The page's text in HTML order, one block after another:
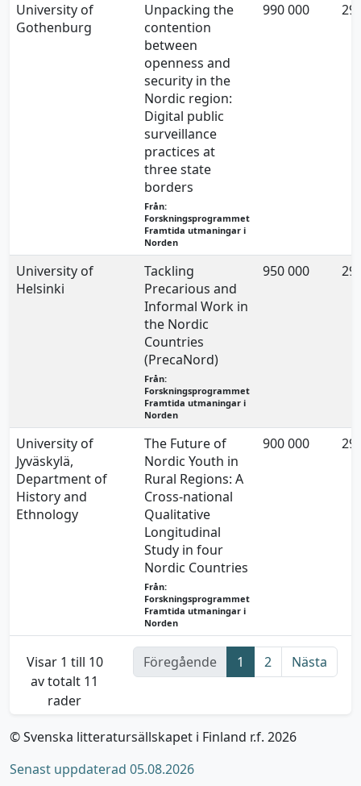
University of
Gothenburg
Unpacking the
contention
between
openness and
security in the
Nordic region:
Digital public
surveillance
practices at
three state
borders
Från:
Forskningsprogrammet
Framtida utmaningar i
Norden
990 000
University of
Helsinki
Tackling
Precarious and
Informal Work in
the Nordic
Countries
(PrecaNord)
Från:
Forskningsprogrammet
Framtida utmaningar i
Norden
950 000
University of
Jyväskylä,
Department of
History and
Ethnology
The Future of
Nordic Youth in
Rural Regions: A
Cross-national
Qualitative
Longitudinal
Study in four
Nordic Countries
Från:
Forskningsprogrammet
Framtida utmaningar i
Norden
900 000
Visar 1 till 10
av totalt 11
rader
Föregående 1 2 Nästa
© Svenska litteratursällskapet i Finland r.f. 2026
Senast uppdaterad 05.08.2026